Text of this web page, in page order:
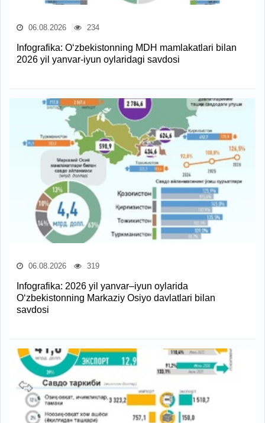
06.08.2026 234
Infografika: O‘zbekistonning MDH mamlakatlari bilan
2026 yil yanvar-iyun oylaridagi savdosi
06.08.2026 319
Infografika: 2026 yil yanvar–iyun oylarida
O‘zbekistonning Markaziy Osiyo davlatlari bilan
savdosi